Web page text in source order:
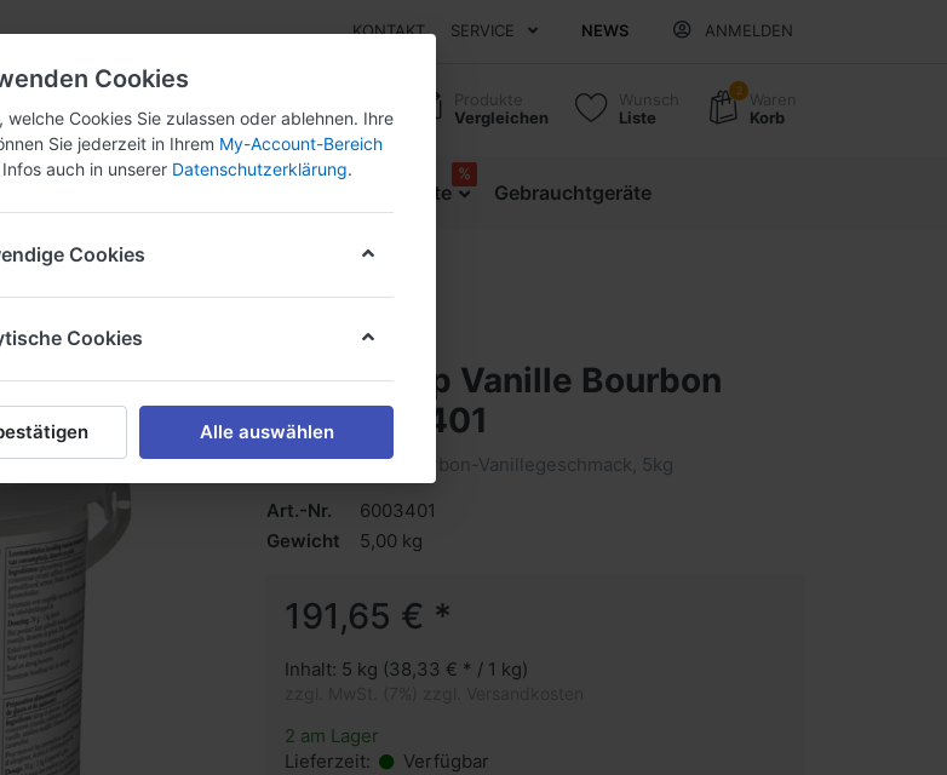
KONTAKT SERVICE NEWS ANMELDEN
Produkte
Vergleichen
Wunsch
Liste
2
Waren
Korb
Angebote
%
Gebrauchtgeräte
Paste No.401
3D Gelatop Vanille Bourbon
Paste No.401
Mit intensivem Bourbon-Vanillegeschmack, 5kg
Art.-Nr.
6003401
Gewicht
5,00 kg
191,65 € *
Inhalt: 5 kg (38,33 € * / 1 kg)
2 am Lager
Lieferzeit:
Verfügbar
Cookies
welche Cookies Sie zulassen oder ablehnen. Ihre
Sie jederzeit in Ihrem My-Account-Bereich
auch in unserer Datenschutzerklärung.
Cookies
Cookies
Alle auswählen